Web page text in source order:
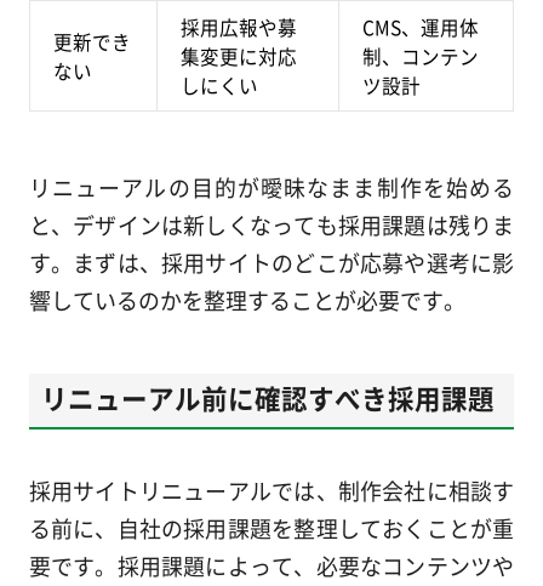
更新でき
ない
採用広報や募
集変更に対応
しにくい
CMS、運用体
制、コンテン
ツ設計
リニューアルの目的が曖昧なまま制作を始める
と、デザインは新しくなっても採用課題は残りま
す。まずは、採用サイトのどこが応募や選考に影
響しているのかを整理することが必要です。
リニューアル前に確認すべき採用課題
採用サイトリニューアルでは、制作会社に相談す
る前に、自社の採用課題を整理しておくことが重
要です。採用課題によって、必要なコンテンツや